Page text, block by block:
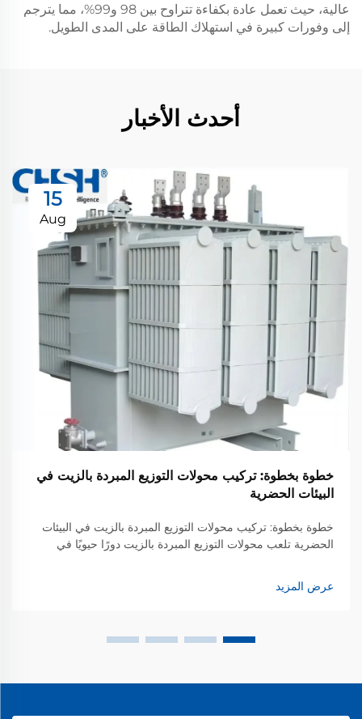
عالية، حيث تعمل عادة بكفاءة تتراوح بين 98 و99%، مما يترجم
إلى وفورات كبيرة في استهلاك الطاقة على المدى الطويل.
أحدث الأخبار
15
Aug
خطوة بخطوة: تركيب محولات التوزيع المبردة بالزيت في
البيئات الحضرية
خطوة بخطوة: تركيب محولات التوزيع المبردة بالزيت في البيئات
الحضرية تلعب محولات التوزيع المبردة بالزيت دورًا حيويًا في
العامة إلى المناطق السكنية والتجارية والصناعية...
عرض المزيد